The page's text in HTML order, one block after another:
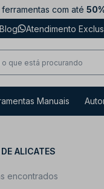
ferramentas com até
Blog Atendimento
Manuais
ALICATES
encontrados